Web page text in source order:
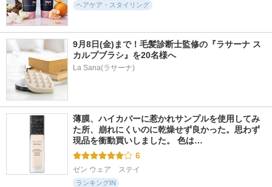
ヘアケア・スタイリング
9月8日(金)まで！毛髪診断士監修の『ラサーナ ス
カルプブラシ』を20名様へ
La Sana(ラサーナ)
薄膜、ハイカバーに惹かれサンプルを使用してみ
た所、崩れにくいのに乾燥せず良かった。思わず
現品を衝動買いしました。 色は…
6
ゼン ウェア　ステイ
ランキングIN